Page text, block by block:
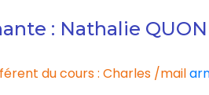
: Nathalie
du cours : Charles /mail